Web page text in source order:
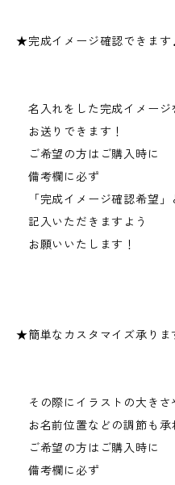
★完成イメージ確認できま
名入れをした完成イメージ
お送りできます！
ご希望の方はご購入時に
備考欄に必ず
「完成イメージ確認希望」
記入いただきますよう
お願いいたします！
★簡単なカスタマイズ承りま
その際にイラストの大きさ
お名前位置などの調節も承
ご希望の方はご購入時に
備考欄に必ず